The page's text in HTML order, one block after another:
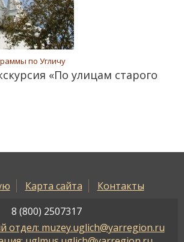
по Угличу
«По улицам старого
Карта сайта
Контакты
8 (800) 2507317
отдел: muzey.uglich@yarregion.ru